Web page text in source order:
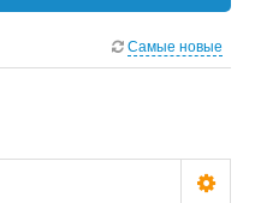
Самые новые